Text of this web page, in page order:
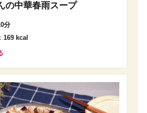
の中華春雨スープ
分
： 169 kcal